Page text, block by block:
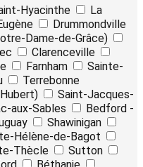
Hyacinthe
La
Drummondville
Dame-de-Grâce)
Clarenceville
Farnham
Sainte-
Terrebonne
Saint-Jacques-
aux-Sables
Bedford -
Shawinigan
Hélène-de-Bagot
Thècle
Sutton